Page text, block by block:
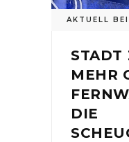
AKTUELL
STADT
MEHR
DIE